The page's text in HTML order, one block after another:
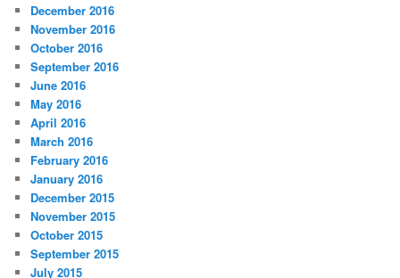
December 2016
November 2016
October 2016
September 2016
June 2016
May 2016
April 2016
March 2016
February 2016
January 2016
December 2015
November 2015
October 2015
September 2015
July 2015